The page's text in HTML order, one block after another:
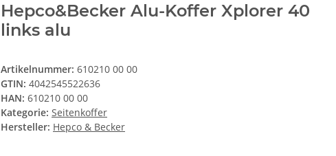
Hepco&Becker Alu-Koffer Xplorer 40
links alu
Artikelnummer: 610210 00 00
GTIN: 4042545522636
HAN: 610210 00 00
Kategorie: Seitenkoffer
Hersteller: Hepco & Becker